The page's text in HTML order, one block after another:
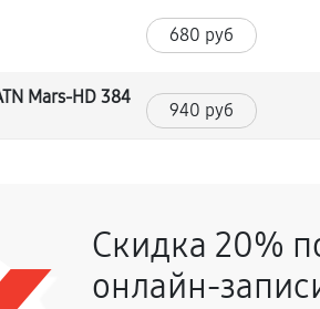
680 руб
Mars-HD 384
940 руб
680 руб
Скидка 20%
онлайн-